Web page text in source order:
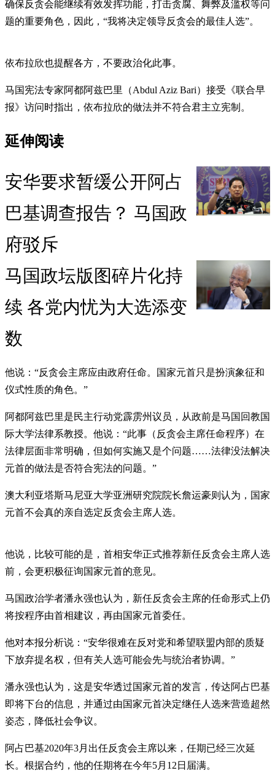
确保反贪会能继续有效发挥功能，打击贪腐、舞弊及滥权等问
题的重要角色，因此，“我将决定领导反贪会的最佳人选”。
依布拉欣也提醒各方，不要政治化此事。
马国宪法专家阿都阿兹巴里（Abdul Aziz Bari）接受《联合早
报》访问时指出，依布拉欣的做法并不符合君主立宪制。
延伸阅读
安华要求暂缓公开阿占
巴基调查报告？ 马国政
府驳斥
马国政坛版图碎片化持
续 各党内忧为大选添变
数
他说：“反贪会主席应由政府任命。国家元首只是扮演象征和
仪式性质的角色。”
阿都阿兹巴里是民主行动党霹雳州议员，从政前是马国回教国
际大学法律系教授。他说：“此事（反贪会主席任命程序）在
法律层面非常明确，但如何实施又是个问题……法律没法解决
元首的做法是否符合宪法的问题。”
澳大利亚塔斯马尼亚大学亚洲研究院院长詹运豪则认为，国家
元首不会真的亲自选定反贪会主席人选。
他说，比较可能的是，首相安华正式推荐新任反贪会主席人选
前，会更积极征询国家元首的意见。
马国政治学者潘永强也认为，新任反贪会主席的任命形式上仍
将按程序由首相建议，再由国家元首委任。
他对本报分析说：“安华很难在反对党和希望联盟内部的质疑
下放弃提名权，但有关人选可能会先与统治者协调。”
潘永强也认为，这是安华透过国家元首的发言，传达阿占巴基
即将下台的信息，并通过由国家元首决定继任人选来营造超然
姿态，降低社会争议。
阿占巴基2020年3月出任反贪会主席以来，任期已经三次延
长。根据合约，他的任期将在今年5月12日届满。